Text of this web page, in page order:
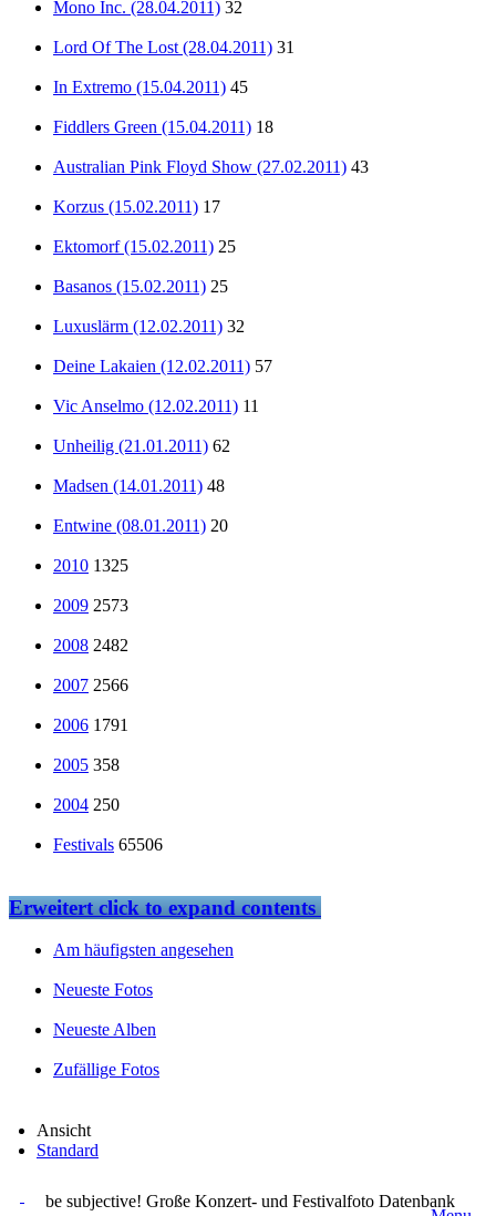
Mono Inc. (28.04.2011) 32
Lord Of The Lost (28.04.2011) 31
In Extremo (15.04.2011) 45
Fiddlers Green (15.04.2011) 18
Australian Pink Floyd Show (27.02.2011) 43
Korzus (15.02.2011) 17
Ektomorf (15.02.2011) 25
Basanos (15.02.2011) 25
Luxuslärm (12.02.2011) 32
Deine Lakaien (12.02.2011) 57
Vic Anselmo (12.02.2011) 11
Unheilig (21.01.2011) 62
Madsen (14.01.2011) 48
Entwine (08.01.2011) 20
2010 1325
2009 2573
2008 2482
2007 2566
2006 1791
2005 358
2004 250
Festivals 65506
Erweitertclick to expand contents
Am häufigsten angesehen
Neueste Fotos
Neueste Alben
Zufällige Fotos
Ansicht
Standard
be subjective! Große Konzert- und Festivalfoto Datenbank